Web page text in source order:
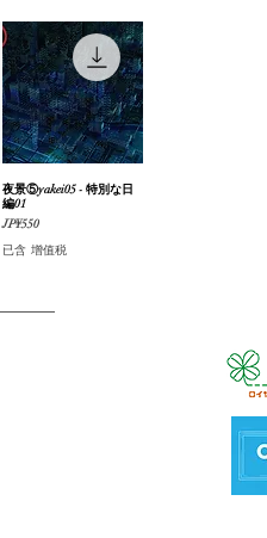
快速瀏覽
夜景⑤yakei05 - 特別な日
編01
價格
JP¥550
已含 增值税